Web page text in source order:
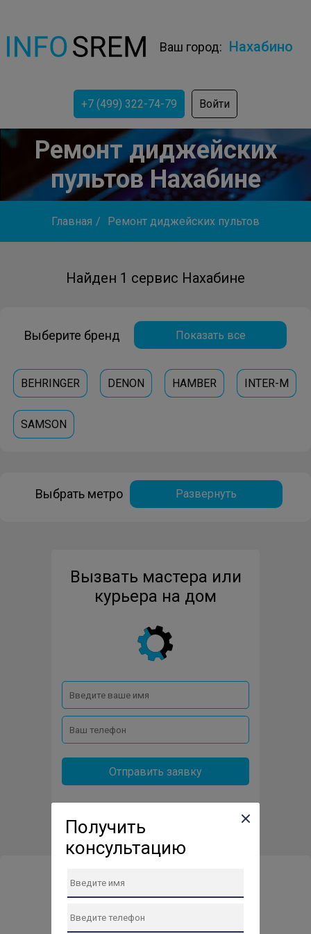
Ваш город: Нахабино
+7 (499) 322-74-79 Войти
Ремонт диджейских
пультов Нахабине
Главная / Ремонт диджейских пультов
Найден 1 сервис Нахабине
Выберите бренд Показать все
BEHRINGER DENON HAMBER INTER-M
SAMSON
Выбрать метро Развернуть
Вызвать мастера или
курьера на дом
Отправить заявку
Получить
консультацию